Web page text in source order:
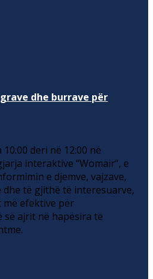
dhe burrave për
deri në 12:00 në
interaktive “Womair”, e
e djemve, vajzave,
dhe të gjithë të interesuarve,
më efektive për
së ajrit në hapësira të